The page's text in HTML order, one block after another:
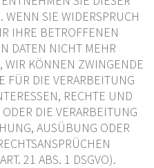
WENN SIE WIDERSPRUCH
IHRE BETROFFENEN
DATEN NICHT MEHR
WIR KÖNNEN ZWINGENDE
FÜR DIE VERARBEITUNG
RECHTE UND
DIE VERARBEITUNG
AUSÜBUNG ODER
21 ABS. 1 DSGVO).